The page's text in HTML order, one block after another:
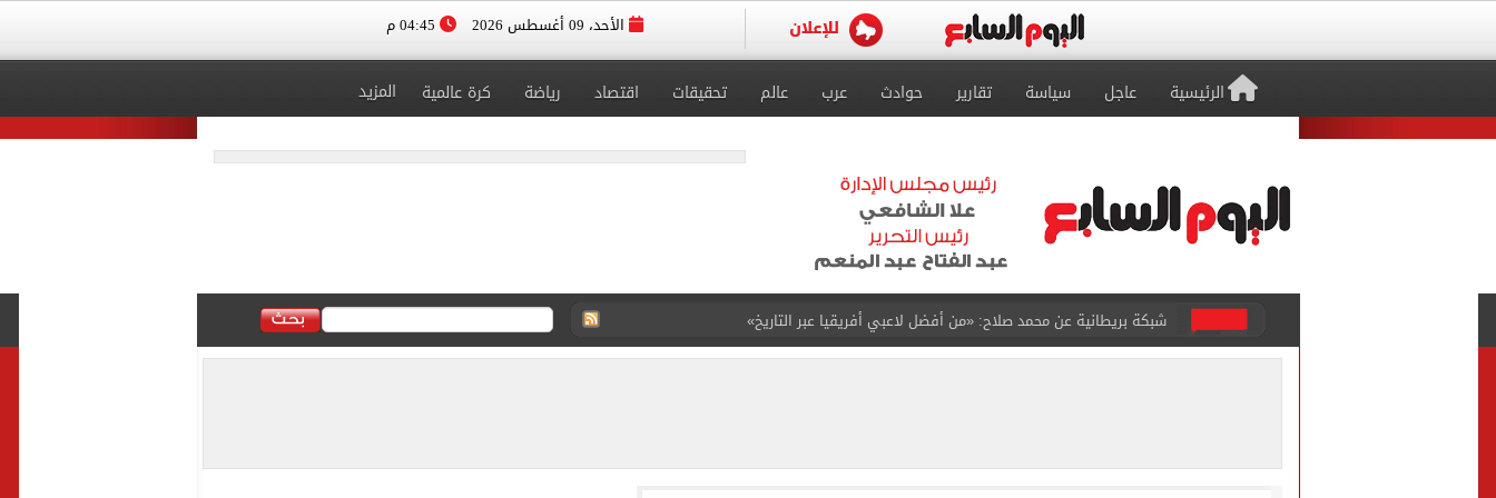
الأحد، 09 أغسطس 2026
الرئيسية عاجل سياسة تقارير حوادث عرب عالم تحقيقات اقتصاد رياضة كرة عالمية المزيد
عمر مرموش يسجل ثنائية ويشعل ودية مان سيتي وأتلتيكو مدريد.. فيديو
موجة شديدة الحرارة.. الأرصاد تكشف توقعات حالة الطقس حتى نهاية الأسبوع
هل ترتفع أسعار آيفون 17 غدا؟.. تسريبات تكشف مفاجأة قبل إطلاق الجيل الجديد